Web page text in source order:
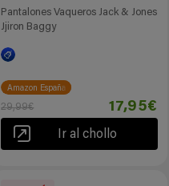
Pantalones Vaqueros Jack & Jones
Jjiron Baggy
Amazon España
29,99€ 17,95€
Ir al chollo